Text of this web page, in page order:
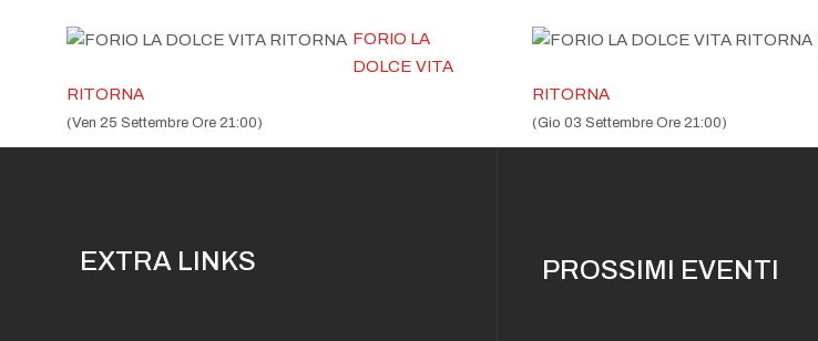
FORIO LA
DOLCE VITA
RITORNA
(Ven 25 Settembre Ore 21:00)
RITORNA
(Gio 03 Settembre Ore 21:00)
EXTRA LINKS PROSSIMI EVENTI